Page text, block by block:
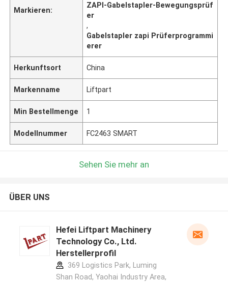
Markieren:
ZAPI-Gabelstapler-Bewegungsprüf
er
,
Gabelstapler zapi Prüferprogrammi
erer
Herkunftsort China
Markenname Liftpart
Min Bestellmenge 1
Modellnummer FC2463 SMART
Sehen Sie mehr an
ÜBER UNS
Hefei Liftpart Machinery
Technology Co., Ltd.
Herstellerprofil
369 Logistics Park, Luming
Shan Road, Yaohai Industry Area,